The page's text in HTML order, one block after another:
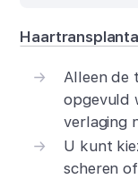
Alleen de
opgevuld
verlaging
U kunt
scheren